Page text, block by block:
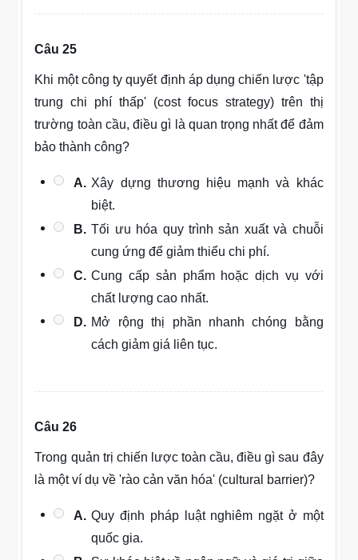
Câu 25
Khi một công ty quyết định áp dụng chiến lược 'tập
trung chi phí thấp' (cost focus strategy) trên thị
trường toàn cầu, điều gì là quan trọng nhất để đảm
bảo thành công?
A. Xây dựng thương hiệu mạnh và khác
biệt.
B. Tối ưu hóa quy trình sản xuất và chuỗi
cung ứng để giảm thiểu chi phí.
C. Cung cấp sản phẩm hoặc dịch vụ với
chất lượng cao nhất.
D. Mở rộng thị phần nhanh chóng bằng
cách giảm giá liên tục.
Câu 26
Trong quản trị chiến lược toàn cầu, điều gì sau đây
là một ví dụ về 'rào cản văn hóa' (cultural barrier)?
A. Quy định pháp luật nghiêm ngặt ở một
quốc gia.